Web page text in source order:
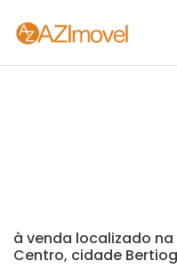
à venda localizado
Centro, cidade